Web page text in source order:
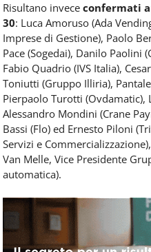
Risultano invece confermati
30: Luca Amoruso (Ada
Imprese di Gestione), Paolo
Pace (Sogedai), Danilo Paolini
Fabio Quadrio (IVS Italia),
Toniutti (Gruppo Illiria),
Pierpaolo Turotti (Ovdamatic),
Alessandro Mondini (Crane
Bassi (Flo) ed Ernesto Piloni
Servizi e
Van Melle, Vice Presidente
automatica).